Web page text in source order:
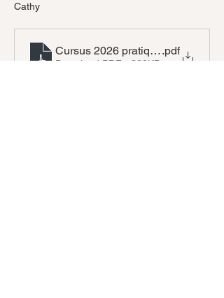
Cathy
Cursus 2026 pratique avancée
.pdf
Download PDF • 320KB